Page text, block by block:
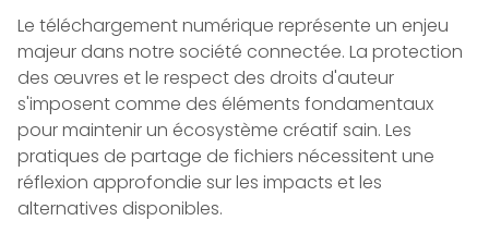
Le téléchargement numérique représente un enjeu
majeur dans notre société connectée. La protection
des œuvres et le respect des droits d'auteur
s'imposent comme des éléments fondamentaux
pour maintenir un écosystème créatif sain. Les
pratiques de partage de fichiers nécessitent une
réflexion approfondie sur les impacts et les
alternatives disponibles.